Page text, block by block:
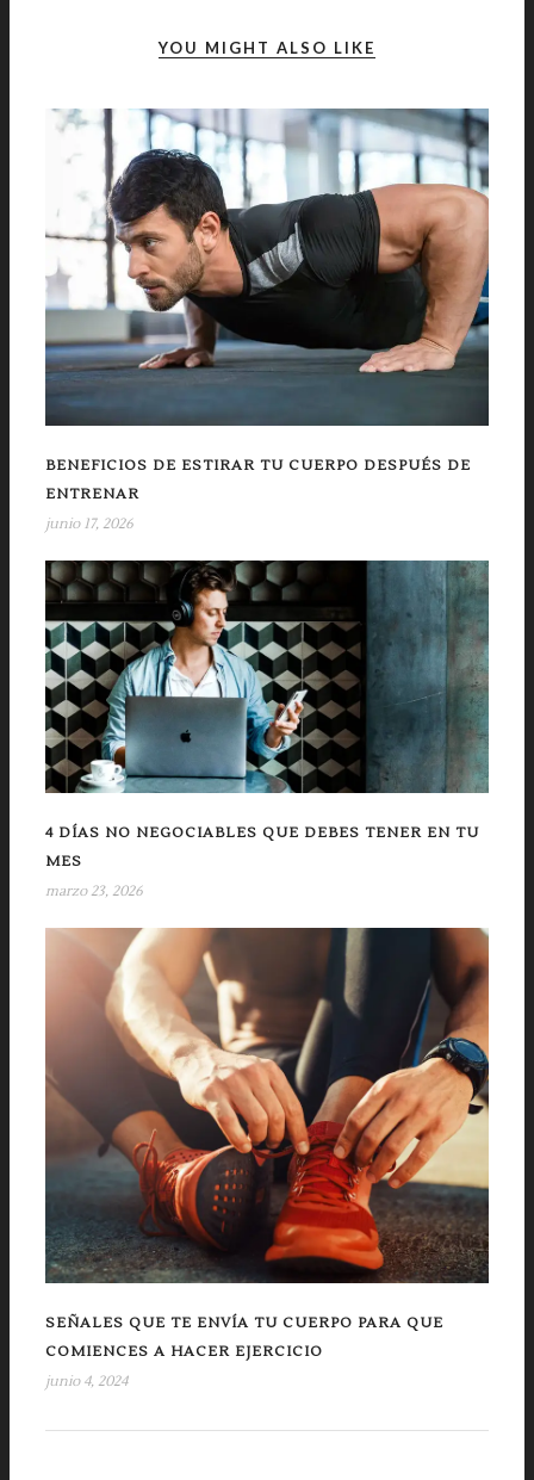
YOU MIGHT ALSO LIKE
BENEFICIOS DE ESTIRAR TU CUERPO DESPUÉS DE
ENTRENAR
junio 17, 2026
4 DÍAS NO NEGOCIABLES QUE DEBES TENER EN TU
MES
marzo 23, 2026
SEÑALES QUE TE ENVÍA TU CUERPO PARA QUE
COMIENCES A HACER EJERCICIO
junio 4, 2024